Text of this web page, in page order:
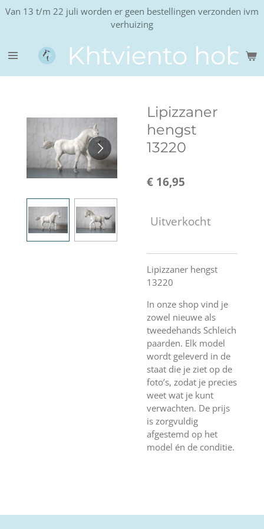
Ga
de
hoofdinhoud
Khtviento
Van 13 t/m 22 juli worden er geen bestellingen verzonden ivm
verhuizing
Lipizzaner
hengst
13220
€ 16,95
Uitverkocht
Lipizzaner hengst
13220
In onze shop vind je
zowel nieuwe als
tweedehands Schleich
paarden. Elk model
wordt geleverd in de
staat die je ziet op de
foto’s, zodat je precies
weet wat je kunt
verwachten. De prijs
is zorgvuldig
afgestemd op het
model én de conditie.